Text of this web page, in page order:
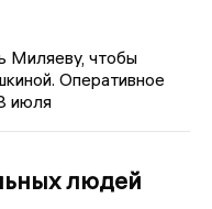
Миляеву, чтобы
Оперативное
июля
людей